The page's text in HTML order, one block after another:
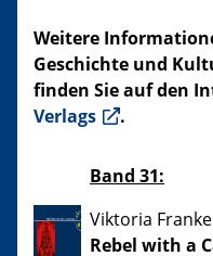
Weitere
Geschichte und
finden Sie auf den
Verlags
.
Band 31:
Viktoria
Rebel with a